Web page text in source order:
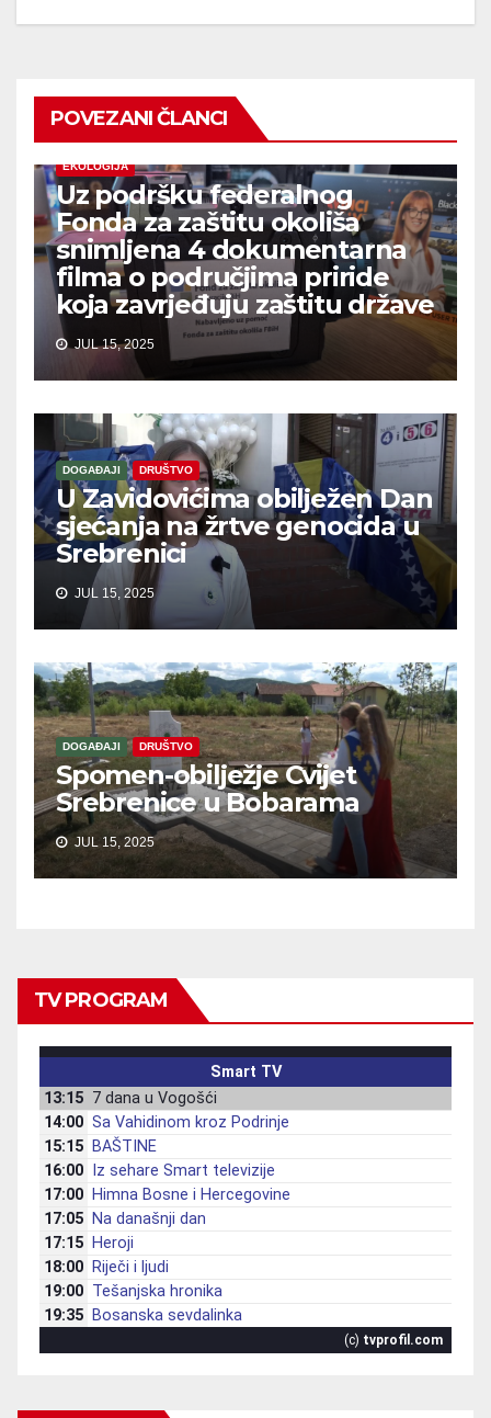
POVEZANI ČLANCI
EKOLOGIJA
Uz podršku federalnog
Fonda za zaštitu okoliša
snimljena 4 dokumentarna
filma o područjima priride
koja zavrjeđuju zaštitu države
JUL 15, 2025
DOGAĐAJI DRUŠTVO
U Zavidovićima obilježen Dan
sjećanja na žrtve genocida u
Srebrenici
JUL 15, 2025
DOGAĐAJI DRUŠTVO
Spomen-obilježje Cvijet
Srebrenice u Bobarama
JUL 15, 2025
TV PROGRAM